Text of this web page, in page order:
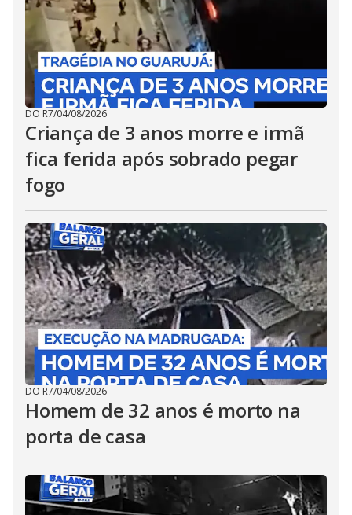
DO R7/04/08/2026
Criança de 3 anos morre e irmã
fica ferida após sobrado pegar
fogo
DO R7/04/08/2026
Homem de 32 anos é morto na
porta de casa